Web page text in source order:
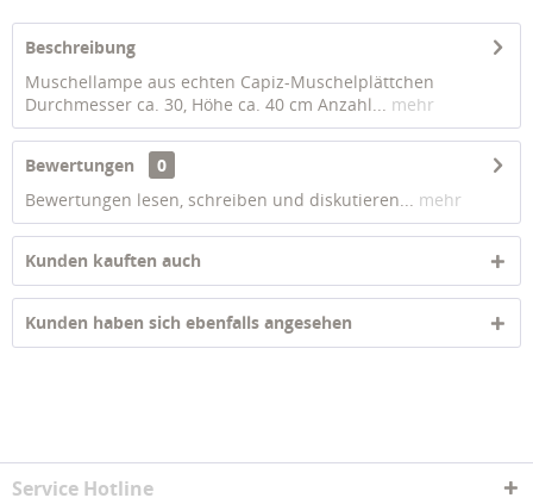
Beschreibung
Muschellampe aus echten Capiz-Muschelplättchen
Durchmesser ca. 30, Höhe ca. 40 cm Anzahl... mehr
Bewertungen
0
Bewertungen lesen, schreiben und diskutieren... mehr
Kunden kauften auch
Kunden haben sich ebenfalls angesehen
Service Hotline